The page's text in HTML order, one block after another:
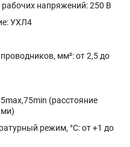
напряжений: 250 В
УХЛ4
мм²: от 2,5 до
(расстояние
режим, °C: от +1 до